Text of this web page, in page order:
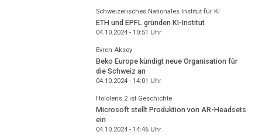
Schweizerisches Nationales Institut für KI
ETH und EPFL gründen KI-Institut
04.10.2024 - 10:51 Uhr
Evren Aksoy
Beko Europe kündigt neue Organisation für
die Schweiz an
04.10.2024 - 14:01 Uhr
Hololens 2 ist Geschichte
Microsoft stellt Produktion von AR-Headsets
ein
04.10.2024 - 14:46Uhr